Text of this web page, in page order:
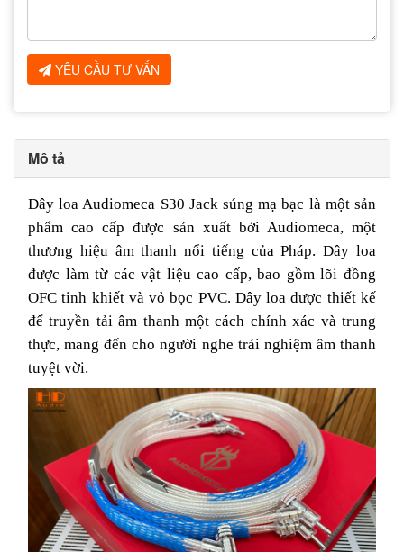
YÊU CẦU TƯ VẤN
Mô tả
Dây loa Audiomeca S30 Jack súng mạ bạc là một sản
phẩm cao cấp được sản xuất bởi Audiomeca, một
thương hiệu âm thanh nổi tiếng của Pháp. Dây loa
được làm từ các vật liệu cao cấp, bao gồm lõi đồng
OFC tinh khiết và vỏ bọc PVC. Dây loa được thiết kế
để truyền tải âm thanh một cách chính xác và trung
thực, mang đến cho người nghe trải nghiệm âm thanh
tuyệt vời.